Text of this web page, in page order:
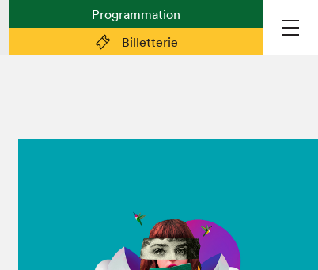
Billetterie
Programmation
Espace exposant·e·s
Espace enseignant·e·s